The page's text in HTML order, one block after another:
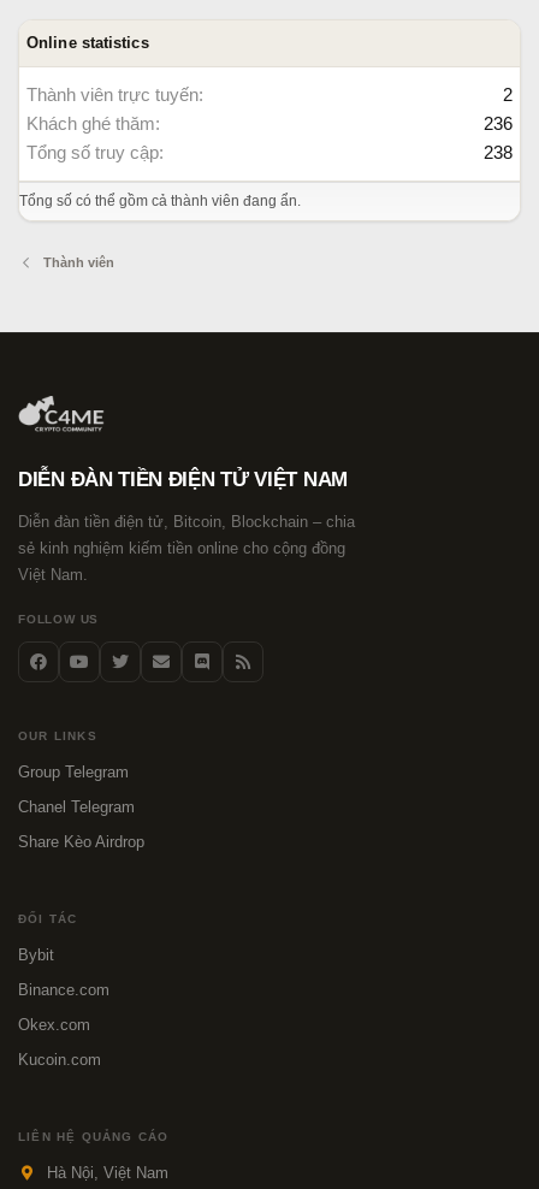
Online statistics
Thành viên trực tuyến
2
Khách ghé thăm
236
Tổng số truy cập
238
Tổng số có thể gồm cả thành viên đang ẩn.
Thành viên
DIỄN ĐÀN TIỀN ĐIỆN TỬ VIỆT NAM
Diễn đàn tiền điện tử, Bitcoin, Blockchain – chia
sẻ kinh nghiệm kiếm tiền online cho cộng đồng
Việt Nam.
FOLLOW US
OUR LINKS
Group Telegram
Chanel Telegram
Share Kèo Airdrop
ĐỐI TÁC
Bybit
Binance.com
Okex.com
Kucoin.com
LIÊN HỆ QUẢNG CÁO
Hà Nội, Việt Nam